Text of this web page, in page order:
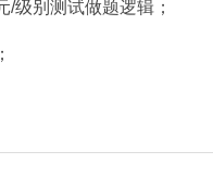
/级别测试做题逻辑；